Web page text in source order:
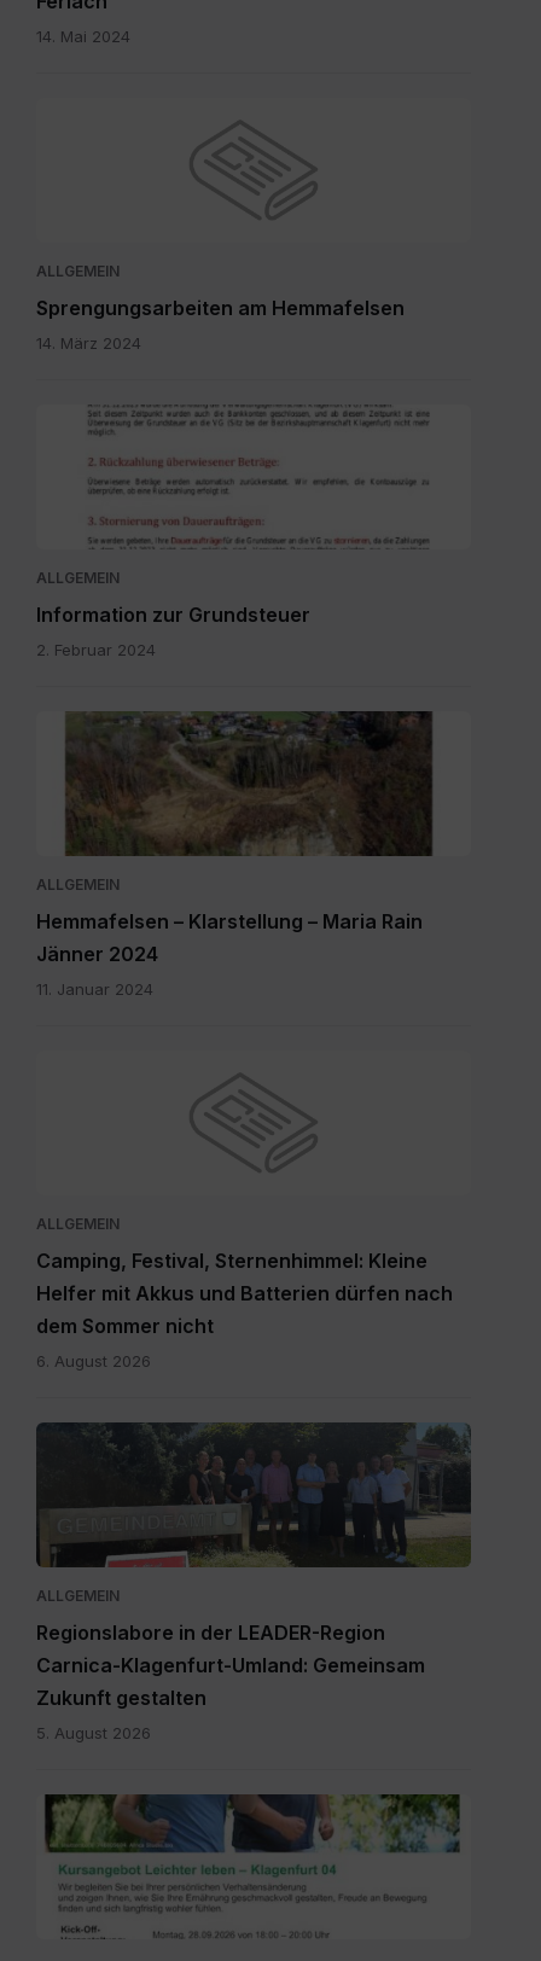
14. Mai 2024
ALLGEMEIN
Sprengungsarbeiten am Hemmafelsen
14. März 2024
Grundsteuer
ALLGEMEIN
Information zur Grundsteuer
2. Februar 2024
ALLGEMEIN
Hemmafelsen – Klarstellung – Maria Rain
Jänner 2024
11. Januar 2024
ALLGEMEIN
Camping, Festival, Sternenhimmel: Kleine
Helfer mit Akkus und Batterien dürfen nach
dem Sommer nicht
6. August 2026
RegionslaborSüdost.jpg
ALLGEMEIN
Regionslabore in der LEADER-Region
Carnica-Klagenfurt-Umland: Gemeinsam
Zukunft gestalten
5. August 2026
2026_Terminübersicht_A3_Leichter
leben_Herbst_Klagenfurt
04.pdf